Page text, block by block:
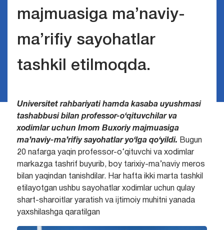
majmuasiga ma’naviy-
ma’rifiy sayohatlar
tashkil etilmoqda.
Universitet rahbariyati hamda kasaba uyushmasi
tashabbusi bilan professor-o‘qituvchilar va
xodimlar uchun Imom Buxoriy majmuasiga
ma’naviy-ma’rifiy sayohatlar yo‘lga qo‘yildi. Bugun
20 nafarga yaqin professor-o‘qituvchi va xodimlar
markazga tashrif buyurib, boy tarixiy-ma’naviy meros
bilan yaqindan tanishdilar. Har hafta ikki marta tashkil
etilayotgan ushbu sayohatlar xodimlar uchun qulay
shart-sharoitlar yaratish va ijtimoiy muhitni yanada
yaxshilashga qaratilgan